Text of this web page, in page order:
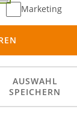
Marketing
AUSWAHL
SPEICHERN